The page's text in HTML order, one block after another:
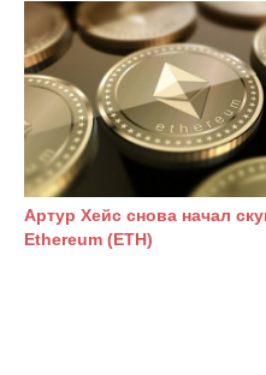
Артур Хейс снова начал
Ethereum (ETH)